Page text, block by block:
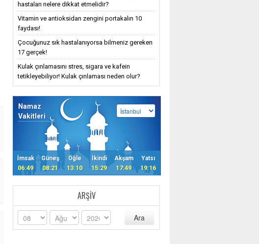
hastaları nelere dikkat etmelidir?
Vitamin ve antioksidan zengini portakalın 10
faydası!
Çocuğunuz sık hastalanıyorsa bilmeniz gereken
17 gerçek!
Kulak çınlamasını stres, sigara ve kafein
tetikleyebiliyor! Kulak çınlaması neden olur?
Namaz
Vakitleri
İmsak Güneş Öğle İkindi Akşam Yatsı
06:49 08:21 13:10 15:29 17:49 19:16
ARŞIV
Ara